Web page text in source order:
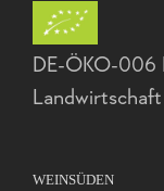
DE-ÖKO-006
Landwirtschaft
WEINSÜDEN